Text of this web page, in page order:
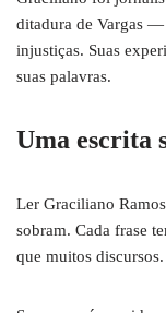
ditadura de Vargas —
injustiças. Suas
suas palavras.
Uma escrita
Ler Graciliano
sobram. Cada frase
que muitos discursos.